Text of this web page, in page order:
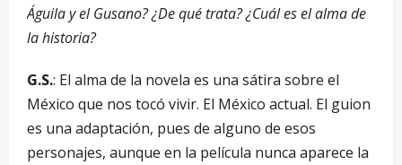
Águila y el Gusano? ¿De qué trata? ¿Cuál es el alma de
la historia?
G.S.: El alma de la novela es una sátira sobre el
México que nos tocó vivir. El México actual. El guion
es una adaptación, pues de alguno de esos
personajes, aunque en la película nunca aparece la